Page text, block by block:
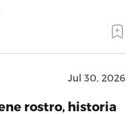
Jul 30, 2026
rostro, historia